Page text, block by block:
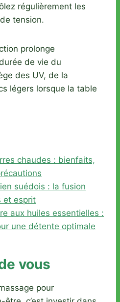
régulièrement les
tension.
prolonge
de vie du
des UV, de la
légers lorsque la table
chaudes : bienfaits,
suédois : la fusion
et esprit
aux huiles essentielles :
une détente optimale
vous
pour